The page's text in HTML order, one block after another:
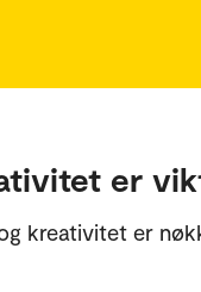
er
kreativitet er